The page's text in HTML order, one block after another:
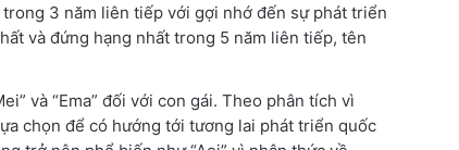
3 năm liên tiếp với gợi nhớ đến sự phát triển
và đứng hạng nhất trong 5 năm liên tiếp, tên
và “Ema” đối với con gái. Theo phân tích vì
chọn để có hướng tới tương lai phát triển quốc